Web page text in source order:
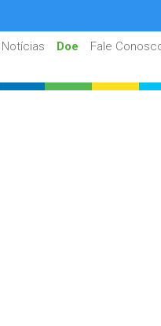
Notícias Doe Fale